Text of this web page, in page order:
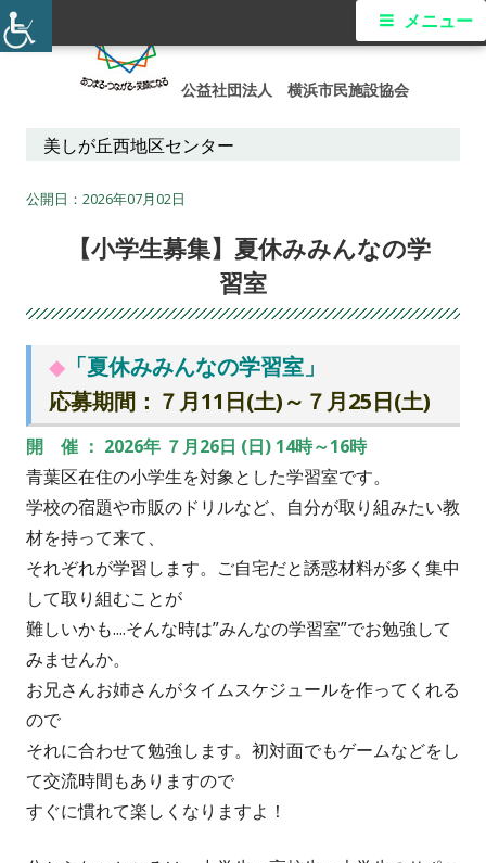
コ
ン
公益社団法人 横浜市民施設協会
メ
ニ
メニュー
美しが丘西地区センター
2026年07月02日
【小学生募集】夏休みみんなの学
習室
◆ 「夏休みみんなの学習室 」
応募期間：７月11日(土)～７月25日(土)
開 催 ： 2026年 ７月26日 (日) 14時～16時
青葉区在住の小学生を対象とした学習室です。
学校の宿題や市販のドリルなど、自分が取り組みたい教
材を持って来て、
それぞれが学習します。ご自宅だと誘惑材料が多く集中
して取り組むことが
難しいかも....そんな時は”みんなの学習室”でお勉強して
みませんか。
お兄さんお姉さんがタイムスケジュールを作ってくれる
ので
それに合わせて勉強します。初対面でもゲームなどをし
て交流時間もありますので
すぐに慣れて楽しくなりますよ！